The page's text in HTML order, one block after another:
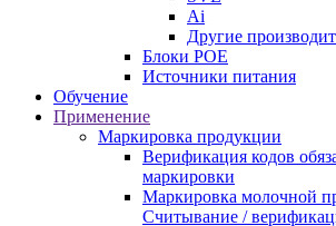
Ai
Другие
Блоки POE
Источники питания
Обучение
Применение
Маркировка продукции
Верификация кодов
маркировки
Маркировка молочной
Считывание /